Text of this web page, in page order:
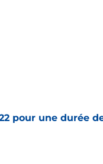
pour une durée